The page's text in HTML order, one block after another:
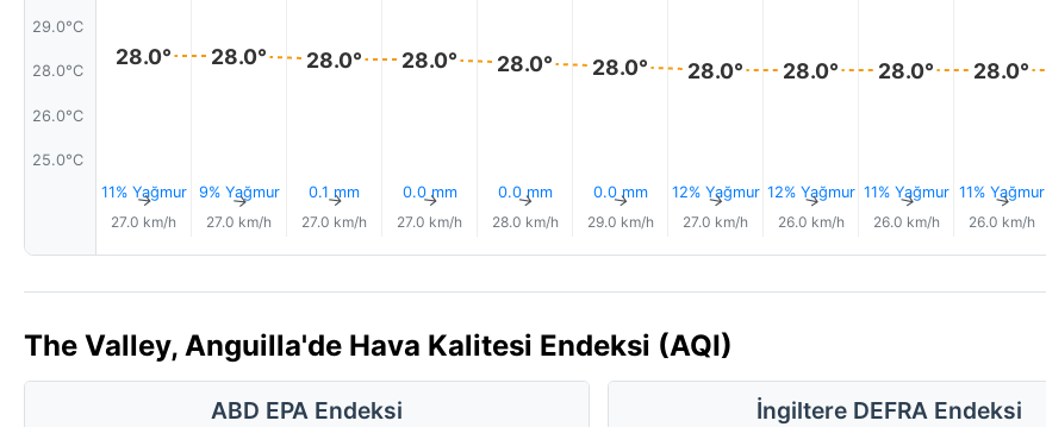
29.0°C
28.0°C
26.0°C
25.0°C
28.0°
11% Yağmur
↑
27.0 km/h
28.0°
9% Yağmur
↑
27.0 km/h
28.0°
0.1 mm
↑
27.0 km/h
28.0°
0.0 mm
↑
27.0 km/h
28.0°
0.0 mm
↑
28.0 km/h
28.0°
0.0 mm
↑
29.0 km/h
28.0°
12% Yağmur
↑
27.0 km/h
28.0°
12% Yağmur
↑
26.0 km/h
28.0°
11% Yağmur
↑
26.0 km/h
28.0°
11% Yağmur
↑
26.0 km/h
The Valley, Anguilla'de Hava Kalitesi Endeksi (AQI)
ABD EPA Endeksi İngiltere DEFRA Endeksi